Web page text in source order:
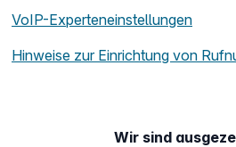
VoIP-Experteneinstellungen
Hinweise zur Einrichtung von
Wir sind